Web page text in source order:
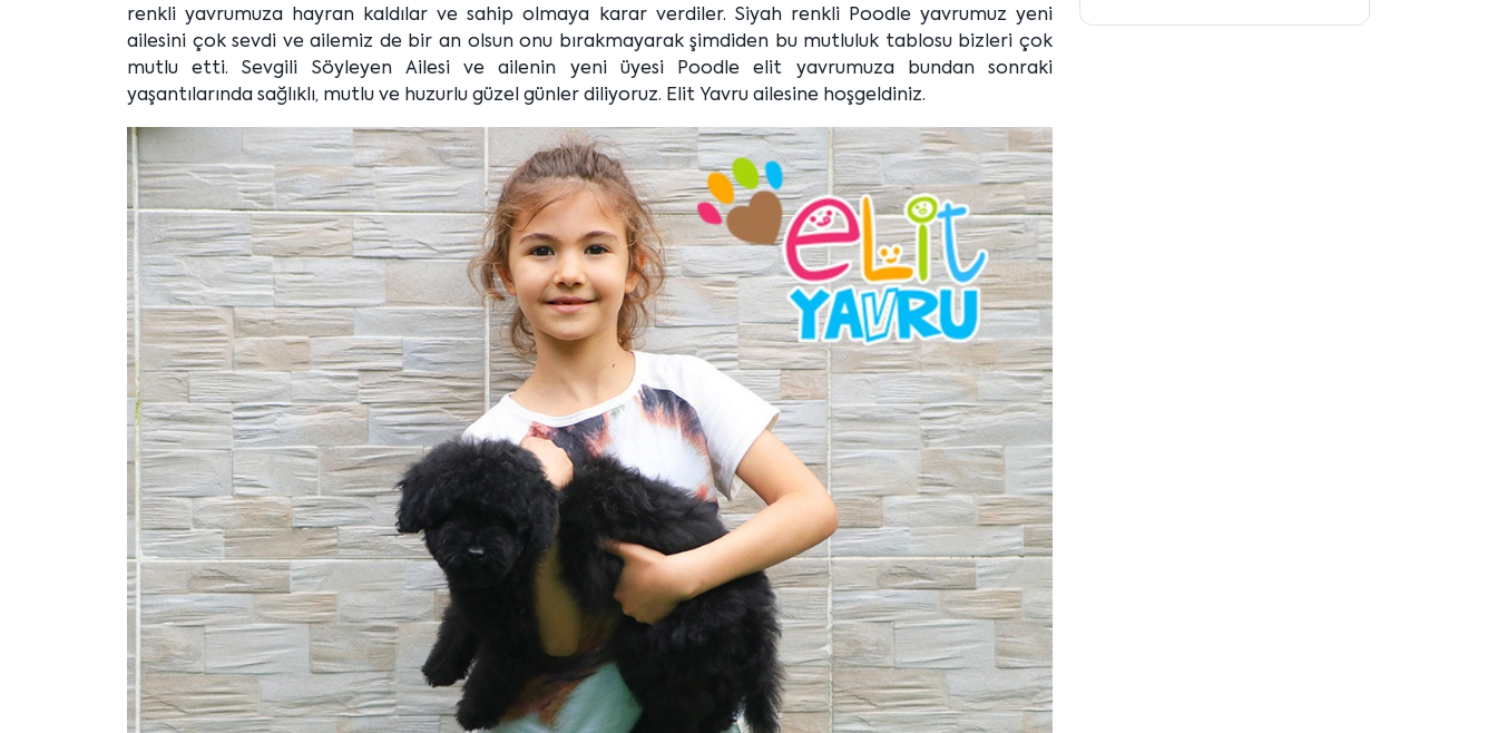
renkli yavrumuza hayran kaldılar ve sahip olmaya karar verdiler. Siyah renkli Poodle yavrumuz yeni
ailesini çok sevdi ve ailemiz de bir an olsun onu bırakmayarak şimdiden bu mutluluk tablosu bizleri çok
mutlu etti. Sevgili Söyleyen Ailesi ve ailenin yeni üyesi Poodle elit yavrumuza bundan sonraki
yaşantılarında sağlıklı, mutlu ve huzurlu güzel günler diliyoruz. Elit Yavru ailesine hoşgeldiniz.